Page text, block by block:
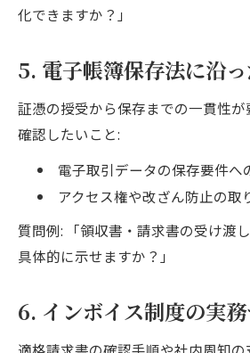
化できますか？」
5. 電子帳簿保存法に沿
証憑の授受から保存までの一貫性が
確認したいこと:
電子取引データの保存要件へ
アクセス権や改ざん防止の取
質問例: 「領収書・請求書の受け渡
具体的に示せますか？」
6. インボイス制度の実